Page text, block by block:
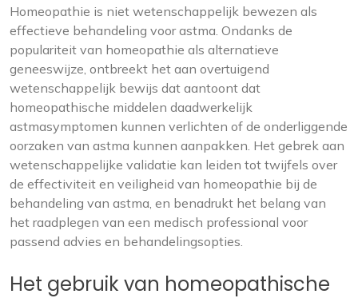
Homeopathie is niet wetenschappelijk bewezen als
effectieve behandeling voor astma. Ondanks de
populariteit van homeopathie als alternatieve
geneeswijze, ontbreekt het aan overtuigend
wetenschappelijk bewijs dat aantoont dat
homeopathische middelen daadwerkelijk
astmasymptomen kunnen verlichten of de onderliggende
oorzaken van astma kunnen aanpakken. Het gebrek aan
wetenschappelijke validatie kan leiden tot twijfels over
de effectiviteit en veiligheid van homeopathie bij de
behandeling van astma, en benadrukt het belang van
het raadplegen van een medisch professional voor
passend advies en behandelingsopties.
Het gebruik van homeopathische